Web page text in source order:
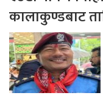
कालाकुण्डबाट